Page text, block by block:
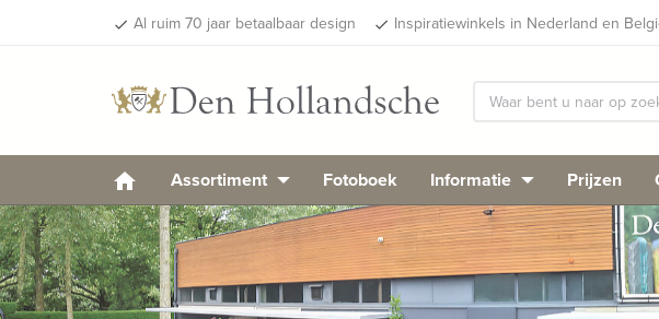
done Al ruim 70 jaar betaalbaar design done Inspiratiewinkels in Nederland en
Assortiment Fotoboek Informatie Prijzen